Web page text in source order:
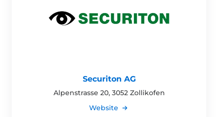
Securiton AG
Alpenstrasse 20, 3052 Zollikofen
Website